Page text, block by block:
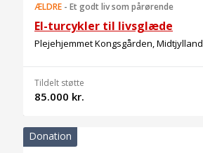
ÆLDRE - Et godt liv som pårørende
El-turcykler til livsglæde
Plejehjemmet Kongsgården, Midtjylland
Tildelt støtte
85.000 kr.
Donation